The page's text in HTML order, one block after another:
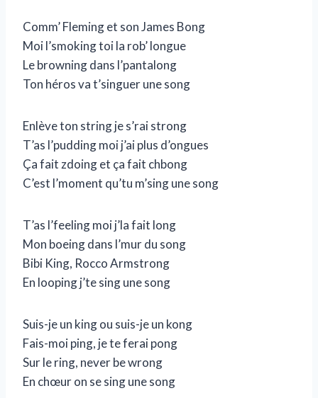
Comm’ Fleming et son James Bong
Moi l’smoking toi la rob’ longue
Le browning dans l’pantalong
Ton héros va t’singuer une song
Enlève ton string je s’rai strong
T’as l’pudding moi j’ai plus d’ongues
Ça fait zdoing et ça fait chbong
C’est l’moment qu’tu m’sing une song
T’as l’feeling moi j’la fait long
Mon boeing dans l’mur du song
Bibi King, Rocco Armstrong
En looping j’te sing une song
Suis-je un king ou suis-je un kong
Fais-moi ping, je te ferai pong
Sur le ring, never be wrong
En chœur on se sing une song